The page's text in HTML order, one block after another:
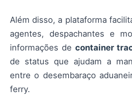
Além disso, a plataforma
agentes, despachantes e
informações de container
de status que ajudam a
entre o desembaraço
ferry.